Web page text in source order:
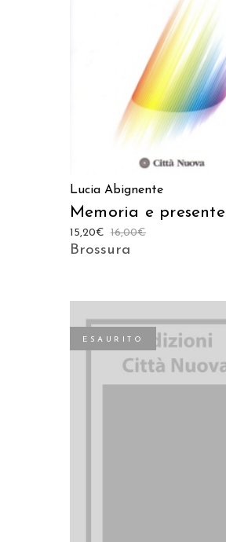
LEGGI TUTTO
Lucia Abignente
Memoria e presente
16,00€
15,20€
Brossura
ESAURITO